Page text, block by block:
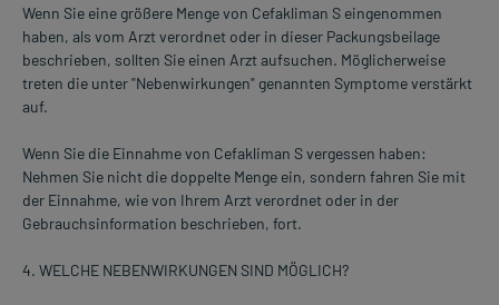
Wenn Sie eine größere Menge von Cefakliman S eingenommen
haben, als vom Arzt verordnet oder in dieser Packungsbeilage
beschrieben, sollten Sie einen Arzt aufsuchen. Möglicherweise
treten die unter "Nebenwirkungen" genannten Symptome verstärkt
auf.
Wenn Sie die Einnahme von Cefakliman S vergessen haben:
Nehmen Sie nicht die doppelte Menge ein, sondern fahren Sie mit
der Einnahme, wie von Ihrem Arzt verordnet oder in der
Gebrauchsinformation beschrieben, fort.
4. WELCHE NEBENWIRKUNGEN SIND MÖGLICH?